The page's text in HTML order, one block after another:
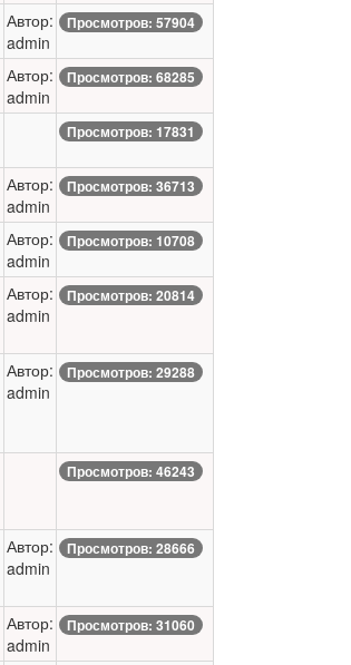
Автор:
admin
Просмотров: 57904
Автор:
admin
Просмотров: 68285
Просмотров: 17831
Автор:
admin
Просмотров: 36713
Автор:
admin
Просмотров: 10708
Автор:
admin
Просмотров: 20814
Автор:
admin
Просмотров: 29288
Просмотров: 46243
Автор:
admin
Просмотров: 28666
Автор:
admin
Просмотров: 31060